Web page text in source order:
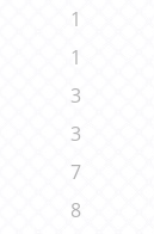
1
1
3
3
7
8